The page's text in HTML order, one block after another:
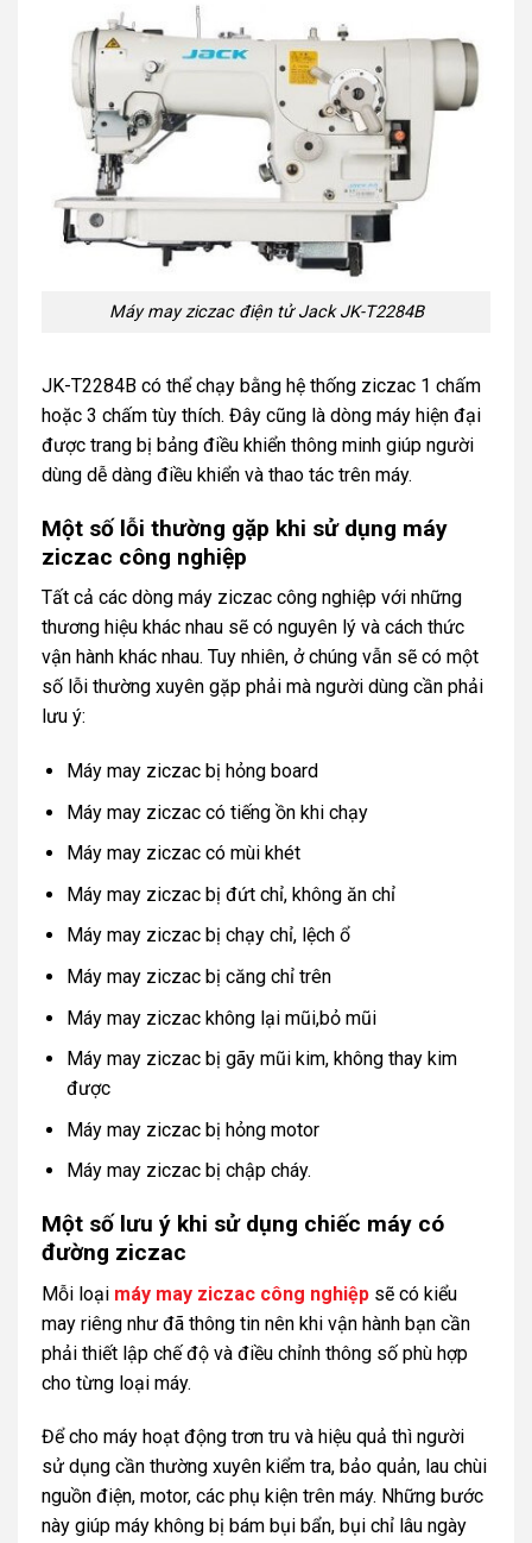
Máy may ziczac điện tử Jack JK-T2284B
JK-T2284B có thể chạy bằng hệ thống ziczac 1 chấm
hoặc 3 chấm tùy thích. Đây cũng là dòng máy hiện đại
được trang bị bảng điều khiển thông minh giúp người
dùng dễ dàng điều khiển và thao tác trên máy.
Một số lỗi thường gặp khi sử dụng máy
ziczac công nghiệp
Tất cả các dòng máy ziczac công nghiệp với những
thương hiệu khác nhau sẽ có nguyên lý và cách thức
vận hành khác nhau. Tuy nhiên, ở chúng vẫn sẽ có một
số lỗi thường xuyên gặp phải mà người dùng cần phải
lưu ý:
Máy may ziczac bị hỏng board
Máy may ziczac có tiếng ồn khi chạy
Máy may ziczac có mùi khét
Máy may ziczac bị đứt chỉ, không ăn chỉ
Máy may ziczac bị chạy chỉ, lệch ổ
Máy may ziczac bị căng chỉ trên
Máy may ziczac không lại mũi,bỏ mũi
Máy may ziczac bị gãy mũi kim, không thay kim
được
Máy may ziczac bị hỏng motor
Máy may ziczac bị chập cháy.
Một số lưu ý khi sử dụng chiếc máy có
đường ziczac
Mỗi loại máy may ziczac công nghiệp sẽ có kiểu
may riêng như đã thông tin nên khi vận hành bạn cần
phải thiết lập chế độ và điều chỉnh thông số phù hợp
cho từng loại máy.
Để cho máy hoạt động trơn tru và hiệu quả thì người
sử dụng cần thường xuyên kiểm tra, bảo quản, lau chùi
nguồn điện, motor, các phụ kiện trên máy. Những bước
này giúp máy không bị bám bụi bẩn, bụi chỉ lâu ngày